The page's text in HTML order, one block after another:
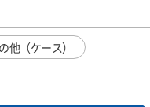
他（ケース）